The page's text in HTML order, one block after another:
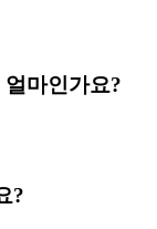
얼마인가요?
?